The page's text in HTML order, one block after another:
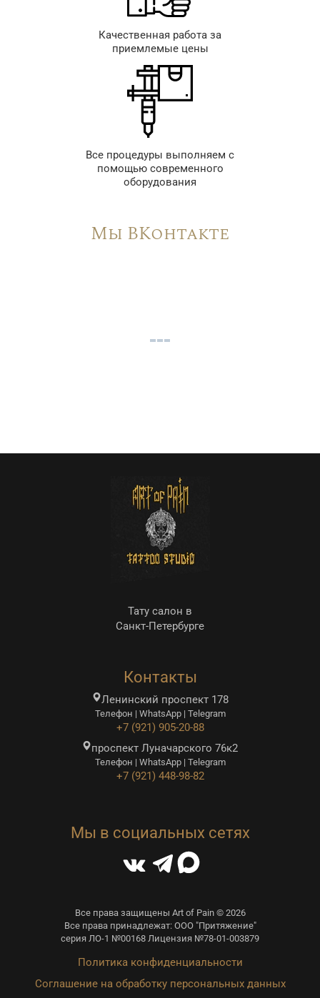
Качественная работа за
приемлемые цены
Все процедуры выполняем с
помощью современного
оборудования
Мы ВКонтакте
Тату салон в
Санкт-Петербурге
Контакты
Ленинский проспект 178
Телефон | WhatsApp | Telegram
+7 (921) 905-20-88
проспект Луначарского 76к2
Телефон | WhatsApp | Telegram
+7 (921) 448-98-82
Мы в социальных сетях
Все права защищены Art of Pain © 2026
Все права принадлежат: ООО "Притяжение"
серия ЛО-1 №00168 Лицензия №78-01-003879
Политика конфиденциальности
Соглашение на обработку персональных данных